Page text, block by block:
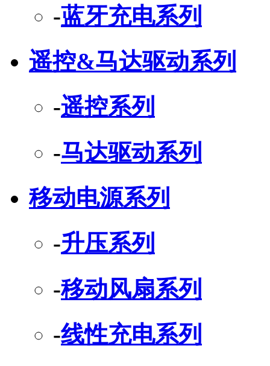
-蓝牙充电系列
遥控&马达驱动系列
-遥控系列
-马达驱动系列
移动电源系列
-升压系列
-移动风扇系列
-线性充电系列